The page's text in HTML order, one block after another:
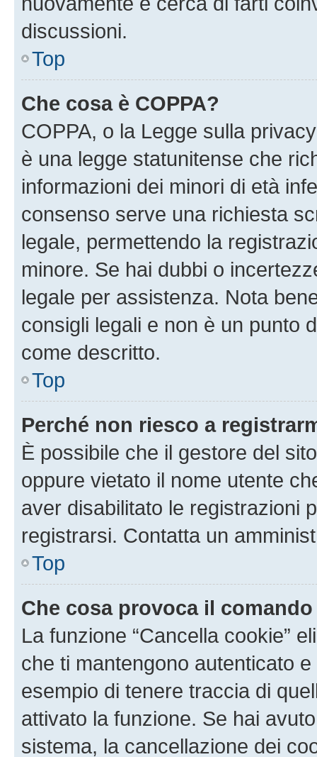
discussioni.
Top
Che cosa è COPPA?
COPPA, o la Legge sulla
è una legge statunitense che
informazioni dei minori di età
consenso serve una richiesta
legale, permettendo la
minore. Se hai dubbi o
legale per assistenza. Nota
consigli legali e non è un punto
come descritto.
Top
Perché non riesco a
È possibile che il gestore del
oppure vietato il nome utente
aver disabilitato le registrazioni
registrarsi. Contatta un
Top
Che cosa provoca il
La funzione “Cancella cookie”
che ti mantengono autenticato
esempio di tenere traccia di
attivato la funzione. Se hai
sistema, la cancellazione dei